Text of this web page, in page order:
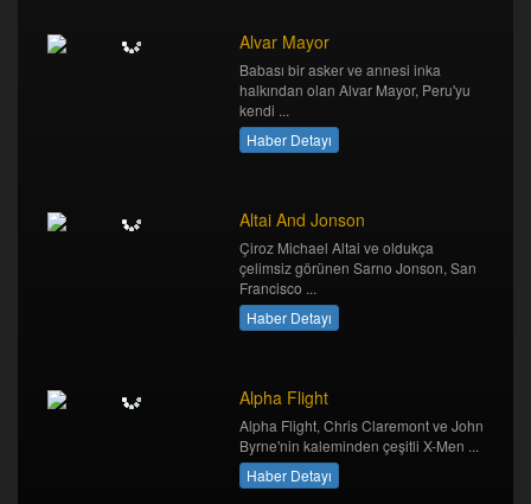
Alvar Mayor
Babası bir asker ve annesi inka
halkından olan Alvar Mayor, Peru'yu
kendi ...
Haber Detayı
Altai And Jonson
Çiroz Michael Altai ve oldukça
çelimsiz görünen Sarno Jonson, San
Francisco ...
Haber Detayı
Alpha Flight
Alpha Flight, Chris Claremont ve John
Byrne'nin kaleminden çeşitli X-Men ...
Haber Detayı